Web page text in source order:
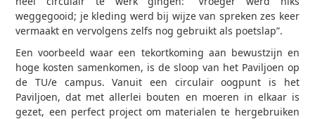
weggegooid; je kleding werd bij wijze van spreken zes keer
vermaakt en vervolgens zelfs nog gebruikt als poetslap”.
Een voorbeeld waar een tekortkoming aan bewustzijn en
hoge kosten samenkomen, is de sloop van het Paviljoen op
de TU/e campus. Vanuit een circulair oogpunt is het
Paviljoen, dat met allerlei bouten en moeren in elkaar is
gezet, een perfect project om materialen te hergebruiken